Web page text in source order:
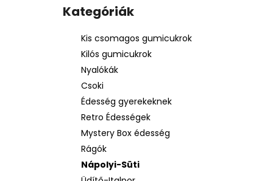
Kategóriák
átugrása
Kategóriák
Kis csomagos gumicukrok
Kilós gumicukrok
Nyalókák
Csoki
Édesség gyerekeknek
Retro Édességek
Mystery Box édesség
Rágók
Nápolyi-Süti